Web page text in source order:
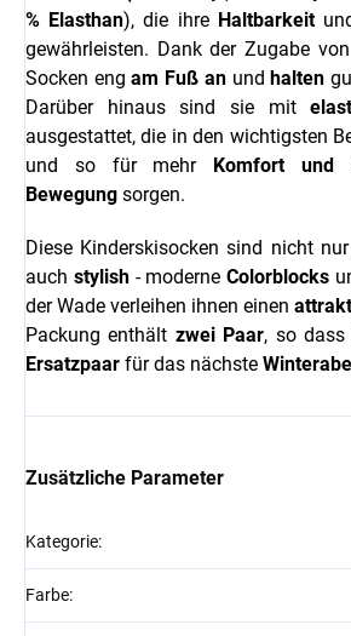
% Elasthan), die ihre Haltbarkeit
gewährleisten. Dank der Zugabe von
Socken engam Fuß anundhalten
Darüber hinaus sind sie mit
ausgestattet, die in den wichtigsten
und so für mehr Komfort und
Bewegung sorgen.
Diese Kinderskisocken sind nicht nur
auch stylish- moderneColorblocks
der Wade verleihen ihnen einen
Packung enthält zwei Paar, so
Ersatzpaar für das nächste
Zusätzliche Parameter
Kategorie:
Farbe: